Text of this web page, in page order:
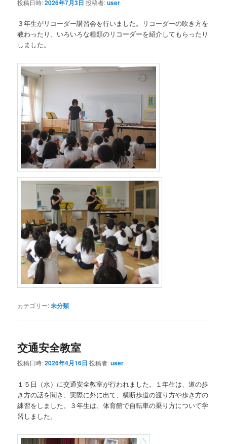
投稿日時:2026年7月3日 投稿者:user
３年生がリコーダー講習会を行いました。リコーダーの吹き方を
教わったり、いろいろな種類のリコーダーを紹介してもらったり
しました。
カテゴリー:未分類
交通安全教室
投稿日時:2026年4月16日 投稿者:user
１５日（水）に交通安全教室が行われました。１年生は、道の歩
き方の話を聞き、実際に外に出て、横断歩道の渡り方や歩き方の
練習をしました。３年生は、体育館で自転車の乗り方について学
習しました。